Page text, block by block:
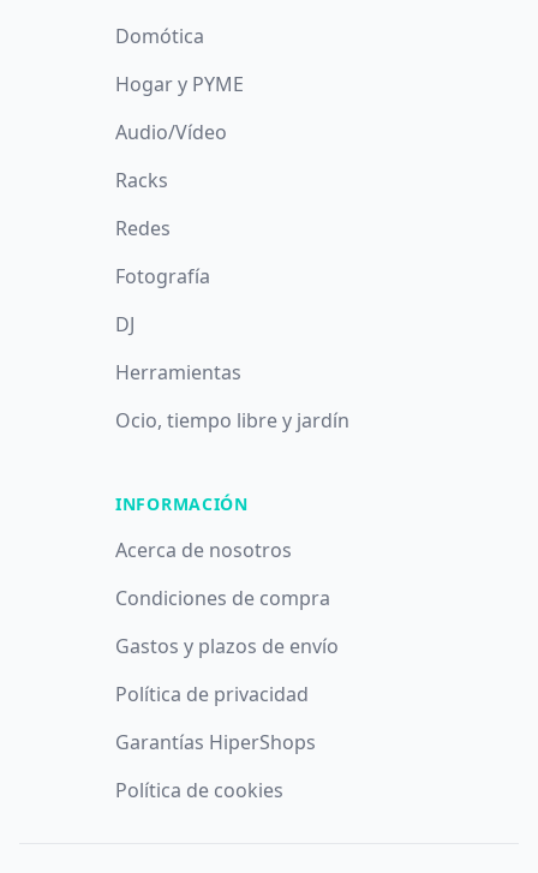
Domótica
Hogar y PYME
Audio/Vídeo
Racks
Redes
Fotografía
DJ
Herramientas
Ocio, tiempo libre y jardín
INFORMACIÓN
Acerca de nosotros
Condiciones de compra
Gastos y plazos de envío
Política de privacidad
Garantías HiperShops
Política de cookies